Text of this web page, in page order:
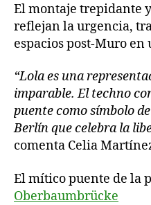
El montaje trepidante
reflejan la urgencia,
espacios post-Muro
“Lola es una
imparable. El techno
puente como símbolo
Berlín que celebra la
comenta Celia
El mítico puente de la
Oberbaumbrücke